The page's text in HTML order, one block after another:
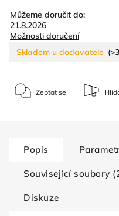
Můžeme doručit do:
21.8.2026
Možnosti doručení
Skladem u dodavatele
Zeptat se
Popis
Související soubory
Diskuze